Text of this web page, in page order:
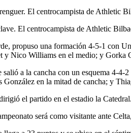
El centrocampista de Athletic
El centrocampista de Athletic
propuso una formación 4-5-1 con
y Nico Williams en el medio; y Gorka
salió a la cancha con un esquema 4-
en la mitad de cancha; y
el partido en el estadio la Catedral.
será como visitante ante